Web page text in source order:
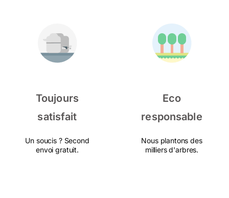
Toujours
satisfait
Un soucis ? Second
envoi gratuit.
Eco
responsable
Nous plantons des
milliers d'arbres.